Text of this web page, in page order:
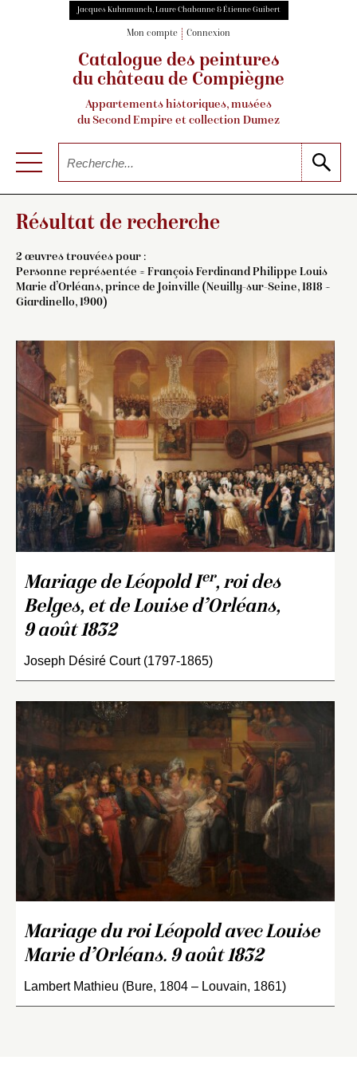
Jacques Kuhnmunch, Laure Chabanne & Étienne Guibert
Mon compte Connexion
Catalogue des peintures
du château de Compiègne
Appartements historiques, musées
du Second Empire et collection Dumez
Résultat de recherche
2 œuvres trouvées pour :
Personne représentée = François Ferdinand Philippe Louis
Marie d’Orléans, prince de Joinville (Neuilly-sur-Seine, 1818 –
Giardinello, 1900)
Mariage de Léopold Ier, roi des
Belges, et de Louise d’Orléans,
9 août 1832
Joseph Désiré Court (1797-1865)
Mariage du roi Léopold avec Louise
Marie d’Orléans. 9 août 1832
Lambert Mathieu (Bure, 1804 – Louvain, 1861)